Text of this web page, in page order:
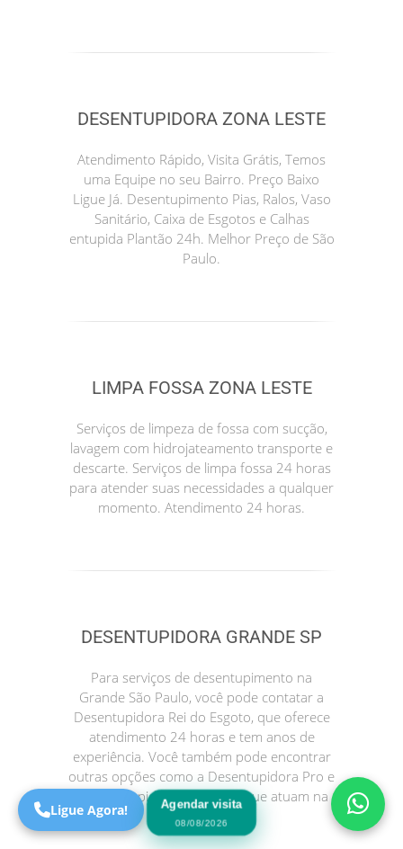
DESENTUPIDORA ZONA LESTE
Atendimento Rápido, Visita Grátis, Temos
uma Equipe no seu Bairro. Preço Baixo
Ligue Já. Desentupimento Pias, Ralos, Vaso
Sanitário, Caixa de Esgotos e Calhas
entupida Plantão 24h. Melhor Preço de São
Paulo.
LIMPA FOSSA ZONA LESTE
Serviços de limpeza de fossa com sucção,
lavagem com hidrojateamento transporte e
descarte. Serviços de limpa fossa 24 horas
para atender suas necessidades a qualquer
momento. Atendimento 24 horas.
DESENTUPIDORA GRANDE SP
Para serviços de desentupimento na
Grande São Paulo, você pode contatar a
Desentupidora Rei do Esgoto, que oferece
atendimento 24 horas e tem anos de
experiência. Você também pode encontrar
outras opções como a Desentupidora Pro e
a Desentupidora no Bairro, que atuam na
sua região.
Agendar visita
08/08/2026
Online
São Paulo! Precisa de
ajuda?
Online
Ligue Agora!